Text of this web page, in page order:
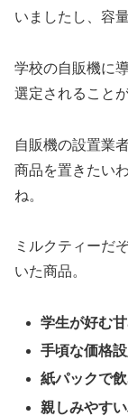
いましたし、容
学校の自販機に
選定されること
自販機の設置業
商品を置きたい
ね。
ミルクティーだ
いた商品。
学生が好む
手頃な価格
紙パックで
親しみやす